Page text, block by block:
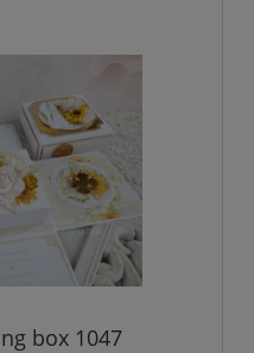
box 1047